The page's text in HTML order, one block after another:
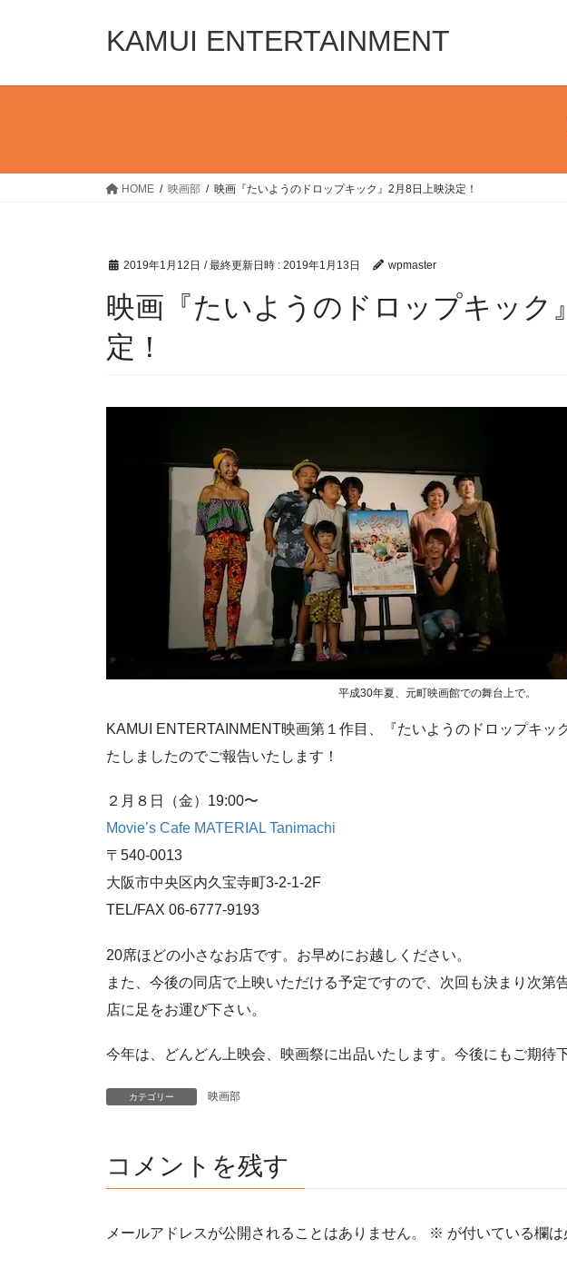
KAMUI ENTERTAINMENT
HOME 映画部 映画『たいようのドロップキック』2月8日上映決定！
2019年1月12日 / 最終更新日時 : 2019年1月13日 wpmaster
映画『たいようのドロップキック
定！
平成30年夏、元町映画館での舞台上で。
KAMUI ENTERTAINMENT映画第１作目、『たいようのドロップキッ
たしましたのでご報告いたします！
２月８日（金）19:00〜
Movie’s Cafe MATERIAL Tanimachi
〒540-0013
大阪市中央区内久宝寺町3-2-1-2F
TEL/FAX 06-6777-9193
20席ほどの小さなお店です。お早めにお越しください。
また、今後の同店で上映いただける予定ですので、次回も決まり次第
店に足をお運び下さい。
今年は、どんどん上映会、映画祭に出品いたします。今後にもご期待
カテゴリー 映画部
コメントを残す
メールアドレスが公開されることはありません。 ※ が付いている欄